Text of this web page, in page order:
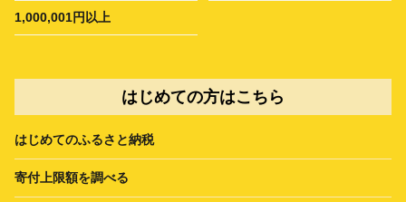
1,000,001円以上
はじめての方はこちら
はじめてのふるさと納税
寄付上限額を調べる